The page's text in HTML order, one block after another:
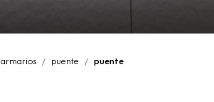
armarios puente puente